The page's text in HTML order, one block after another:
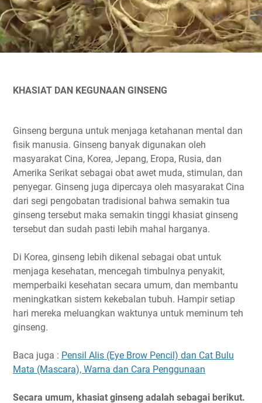
KHASIAT DAN KEGUNAAN GINSENG
Ginseng berguna untuk menjaga ketahanan mental dan
fisik manusia. Ginseng banyak digunakan oleh
masyarakat Cina, Korea, Jepang, Eropa, Rusia, dan
Amerika Serikat sebagai obat awet muda, stimulan, dan
penyegar. Ginseng juga dipercaya oleh masyarakat Cina
dari segi pengobatan tradisional bahwa semakin tua
ginseng tersebut maka semakin tinggi khasiat ginseng
tersebut dan sudah pasti lebih mahal harganya.
Di Korea, ginseng lebih dikenal sebagai obat untuk
menjaga kesehatan, mencegah timbulnya penyakit,
memperbaiki kesehatan secara umum, dan membantu
meningkatkan sistem kekebalan tubuh. Hampir setiap
hari mereka meluangkan waktunya untuk meminum teh
ginseng.
Baca juga : Pensil Alis (Eye Brow Pencil) dan Cat Bulu
Mata (Mascara), Warna dan Cara Penggunaan
Secara umum, khasiat ginseng adalah sebagai berikut.